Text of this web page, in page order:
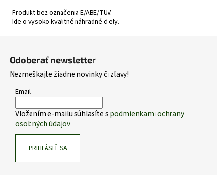
Produkt bez označenia E/ABE/TUV.
Ide o vysoko kvalitné náhradné diely.
Odoberať newsletter
Nezmeškajte žiadne novinky či zľavy!
Email
Vložením e-mailu súhlasíte s podmienkami ochrany
osobných údajov
PRIHLÁSIŤ SA